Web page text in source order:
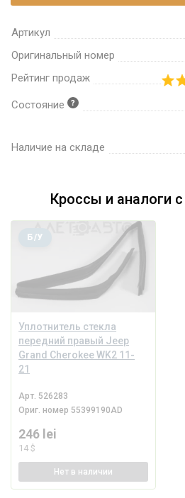
Артикул
Оригинальный номер
Рейтинг продаж
Состояние
Наличие на складе
Кроссы и аналоги
Уплотнитель стекла
передний правый Jeep
Grand Cherokee WK2 11-
21
Б/У
Арт. 526283
Ориг. номер 55399190AD
246 lei
14 $
Нет в наличии